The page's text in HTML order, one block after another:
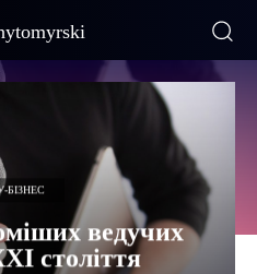
БІЗНЕС
ведучих
століття